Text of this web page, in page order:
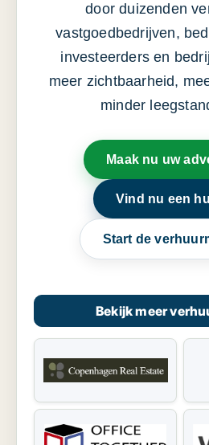
door duizenden
vastgoedbedrijven,
investeerders en
meer zichtbaarheid,
minder
Maak nu uw
Vind nu een
Start de
Bekijk meer